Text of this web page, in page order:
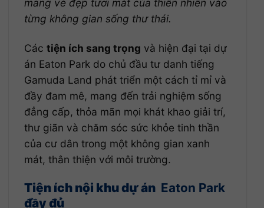
mang vẻ đẹp tươi mát của thiên nhiên vào
từng không gian sống thư thái.
Các tiện ích sang trọng và hiện đại tại dự
án Eaton Park do chủ đầu tư danh tiếng
Gamuda Land phát triển một cách tỉ mỉ và
đầy đam mê, mang đến trải nghiệm sống
đẳng cấp, thỏa mãn mọi khát khao giải trí,
thư giãn và chăm sóc sức khỏe tinh thần
của cư dân trong một không gian xanh
mát, thân thiện với môi trường.
Tiện ích nội khu dự án Eaton Park
đầy đủ